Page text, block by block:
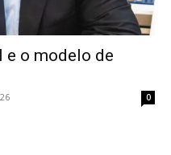
o modelo de
0